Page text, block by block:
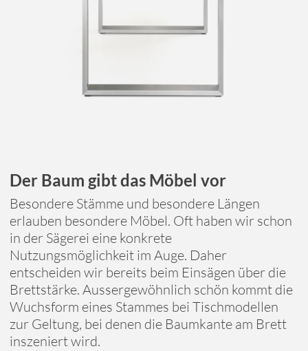
Der Baum gibt das Möbel vor
Besondere Stämme und besondere Längen
erlauben besondere Möbel. Oft haben wir schon
in der Sägerei eine konkrete
Nutzungsmöglichkeit im Auge. Daher
entscheiden wir bereits beim Einsägen über die
Brettstärke. Aussergewöhnlich schön kommt die
Wuchsform eines Stammes bei Tischmodellen
zur Geltung, bei denen die Baumkante am Brett
inszeniert wird.